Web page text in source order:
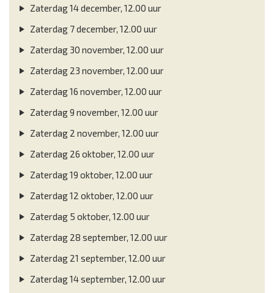
Zaterdag 14 december, 12.00 uur
Zaterdag 7 december, 12.00 uur
Zaterdag 30 november, 12.00 uur
Zaterdag 23 november, 12.00 uur
Zaterdag 16 november, 12.00 uur
Zaterdag 9 november, 12.00 uur
Zaterdag 2 november, 12.00 uur
Zaterdag 26 oktober, 12.00 uur
Zaterdag 19 oktober, 12.00 uur
Zaterdag 12 oktober, 12.00 uur
Zaterdag 5 oktober, 12.00 uur
Zaterdag 28 september, 12.00 uur
Zaterdag 21 september, 12.00 uur
Zaterdag 14 september, 12.00 uur